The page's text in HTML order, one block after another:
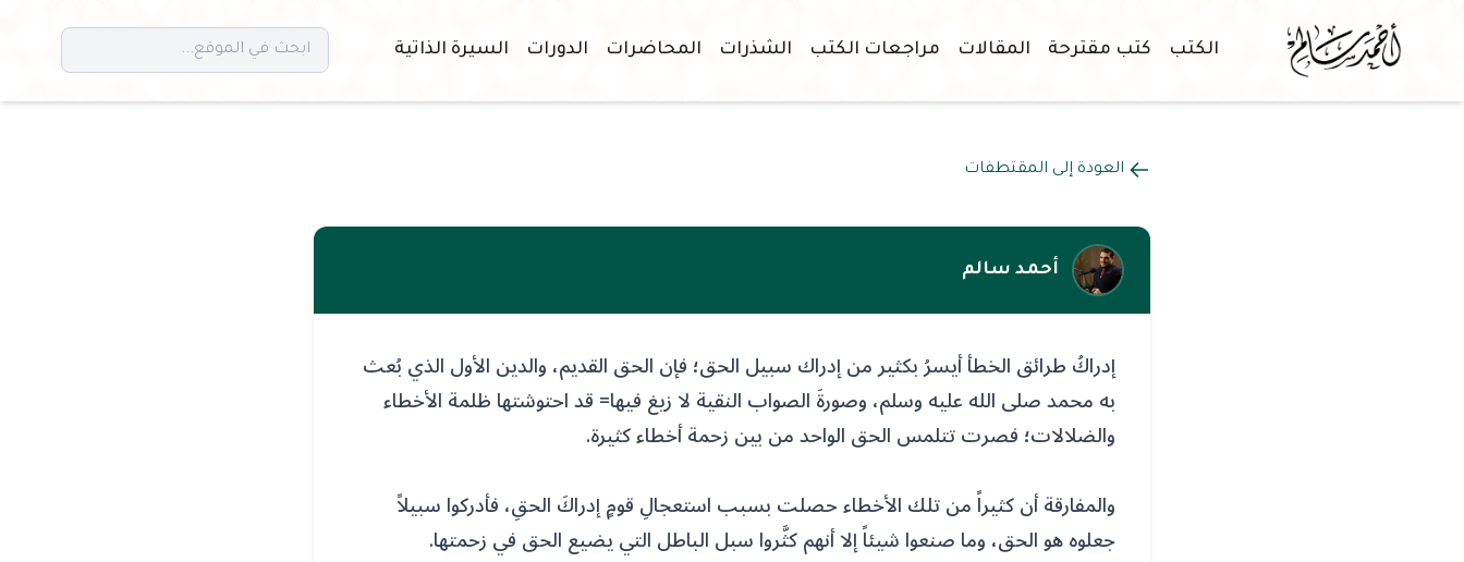
الكتب كتب مقترحة المقالات مراجعات الكتب الشذرات المحاضرات الدورات السيرة الذاتية
العودة إلى المقتطفات
أحمد سالم
إدراكُ طرائق الخطأ أيسرُ بكثير من إدراك سبيل الحق؛ فإن الحق القديم، والدين الأول الذي بُعث
به محمد صلى الله عليه وسلم، وصورةَ الصواب النقية لا زيغ فيها= قد احتوشتها ظلمة الأخطاء
والضلالات؛ فصرت تتلمس الحق الواحد من بين زحمة أخطاء كثيرة.
والمفارقة أن كثيراً من تلك الأخطاء حصلت بسبب استعجالِ قومٍ إدراكَ الحقِ، فأدركوا سبيلاً
جعلوه هو الحق، وما صنعوا شيئاً إلا أنهم كثَّروا سبل الباطل التي يضيع الحق في زحمتها.